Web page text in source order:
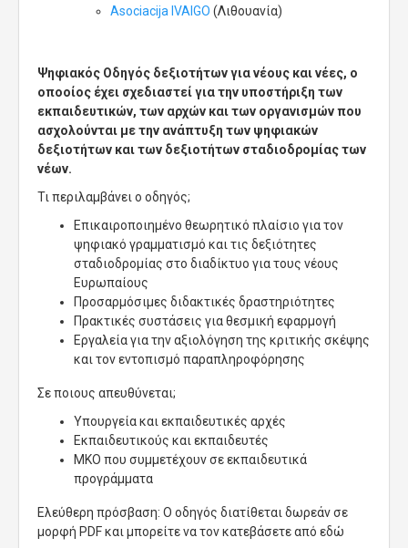
Asociacija IVAIGO (Λιθουανία)
Ψηφιακός Οδηγός δεξιοτήτων για νέους και νέες, ο
οποοίος έχει σχεδιαστεί για την υποστήριξη των
εκπαιδευτικών, των αρχών και των οργανισμών που
ασχολούνται με την ανάπτυξη των ψηφιακών
δεξιοτήτων και των δεξιοτήτων σταδιοδρομίας των
νέων.
Τι περιλαμβάνει ο οδηγός;
Επικαιροποιημένο θεωρητικό πλαίσιο για τον
ψηφιακό γραμματισμό και τις δεξιότητες
σταδιοδρομίας στο διαδίκτυο για τους νέους
Ευρωπαίους
Προσαρμόσιμες διδακτικές δραστηριότητες
Πρακτικές συστάσεις για θεσμική εφαρμογή
Εργαλεία για την αξιολόγηση της κριτικής σκέψης
και τον εντοπισμό παραπληροφόρησης
Σε ποιους απευθύνεται;
Υπουργεία και εκπαιδευτικές αρχές
Εκπαιδευτικούς και εκπαιδευτές
ΜΚΟ που συμμετέχουν σε εκπαιδευτικά
προγράμματα
Ελεύθερη πρόσβαση: Ο οδηγός διατίθεται δωρεάν σε
μορφή PDF και μπορείτε να τον κατεβάσετε από εδώ